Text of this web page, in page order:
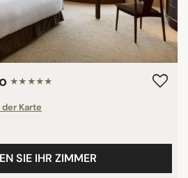
★★★★★
Karte
SIE IHR ZIMMER